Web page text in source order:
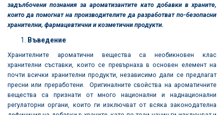
задълбочени познания за ароматизантите като добавки в храните,
които да помогнат на производителите да разработват по-безопасни
хранителни, фармацевтични и козметични продукти.
Въведение
Хранителните ароматични вещества са необикновен клас
хранителни съставки, които се превърнаха в основен елемент на
почти всички хранителни продукти, независимо дали се предлагат
пресни или преработени. Оригиналните свойства на ароматичните
вещества са признати от много национални и наднационални
регулаторни органи, които ги изключват от всяка законодателна